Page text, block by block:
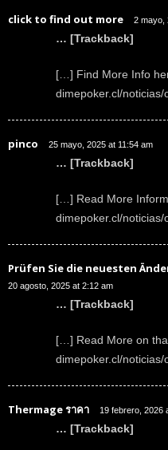
click to find out more 2 mayo,
… [Trackback]
[…] Find More Info
dimepoker.cl/
pinco 25 mayo, 2025 at 11:54 am
… [Trackback]
[…] Read More
dimepoker.cl/
Prüfen Sie die neuesten
20 agosto, 2025 at 2:12 am
… [Trackback]
[…] Read More on
dimepoker.cl/
Thermage ราคา 19 febrero, 2026
… [Trackback]